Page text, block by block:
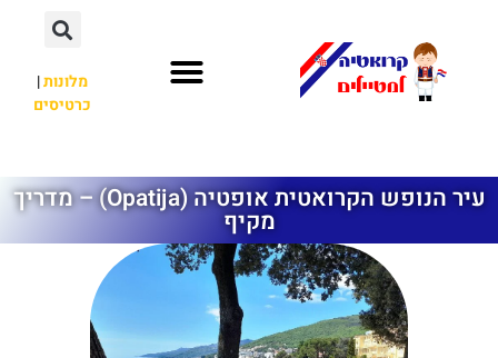
מלונות|
כרטיסים
עיר הנופש הקרואטית אופטיה (Opatija) – מדריך
מקיף